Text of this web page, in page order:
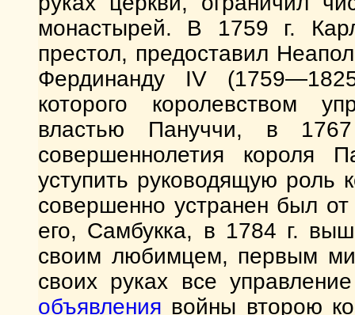
монастырей. В 1759 г.
престол, предоставил
Фердинанду IV
которого королевством
властью Пануччи, в
совершеннолетия короля
уступить руководящую роль
совершенно устранен был
его, Самбукка, в 1784 г.
своим любимцем, первым
своих руках все
объявления войны второю